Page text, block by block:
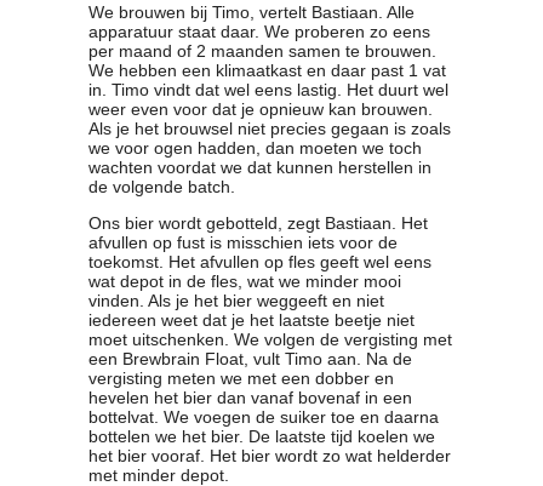
We brouwen bij Timo, vertelt Bastiaan. Alle
apparatuur staat daar. We proberen zo eens
per maand of 2 maanden samen te brouwen.
We hebben een klimaatkast en daar past 1 vat
in. Timo vindt dat wel eens lastig. Het duurt wel
weer even voor dat je opnieuw kan brouwen.
Als je het brouwsel niet precies gegaan is zoals
we voor ogen hadden, dan moeten we toch
wachten voordat we dat kunnen herstellen in
de volgende batch.
Ons bier wordt gebotteld, zegt Bastiaan. Het
afvullen op fust is misschien iets voor de
toekomst. Het afvullen op fles geeft wel eens
wat depot in de fles, wat we minder mooi
vinden. Als je het bier weggeeft en niet
iedereen weet dat je het laatste beetje niet
moet uitschenken. We volgen de vergisting met
een Brewbrain Float, vult Timo aan. Na de
vergisting meten we met een dobber en
hevelen het bier dan vanaf bovenaf in een
bottelvat. We voegen de suiker toe en daarna
bottelen we het bier. De laatste tijd koelen we
het bier vooraf. Het bier wordt zo wat helderder
met minder depot.